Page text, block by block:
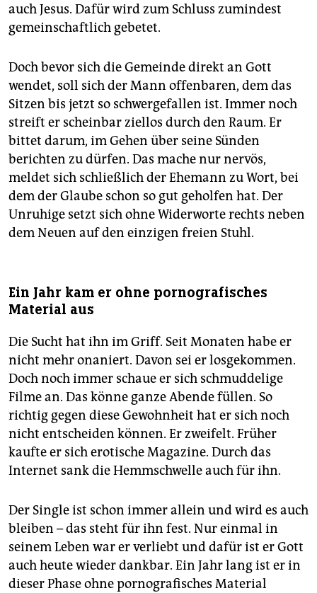
auch Jesus. Dafür wird zum Schluss zumindest
gemeinschaftlich gebetet.
Doch bevor sich die Gemeinde direkt an Gott
wendet, soll sich der Mann offenbaren, dem das
Sitzen bis jetzt so schwergefallen ist. Immer noch
streift er scheinbar ziellos durch den Raum. Er
bittet darum, im Gehen über seine Sünden
berichten zu dürfen. Das mache nur nervös,
meldet sich schließlich der Ehemann zu Wort, bei
dem der Glaube schon so gut geholfen hat. Der
Unruhige setzt sich ohne Widerworte rechts neben
dem Neuen auf den einzigen freien Stuhl.
Ein Jahr kam er ohne pornografisches
Material aus
Die Sucht hat ihn im Griff. Seit Monaten habe er
nicht mehr onaniert. Davon sei er losgekommen.
Doch noch immer schaue er sich schmuddelige
Filme an. Das könne ganze Abende füllen. So
richtig gegen diese Gewohnheit hat er sich noch
nicht entscheiden können. Er zweifelt. Früher
kaufte er sich erotische Magazine. Durch das
Internet sank die Hemmschwelle auch für ihn.
Der Single ist schon immer allein und wird es auch
bleiben – das steht für ihn fest. Nur einmal in
seinem Leben war er verliebt und dafür ist er Gott
auch heute wieder dankbar. Ein Jahr lang ist er in
dieser Phase ohne pornografisches Material